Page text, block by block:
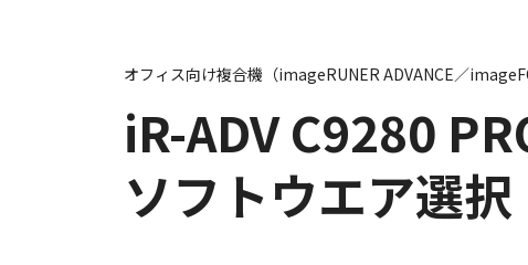
iR-ADV C9280
ソフトウエア選択
オフィス向け複合機（imageRUNER ADVANCE／